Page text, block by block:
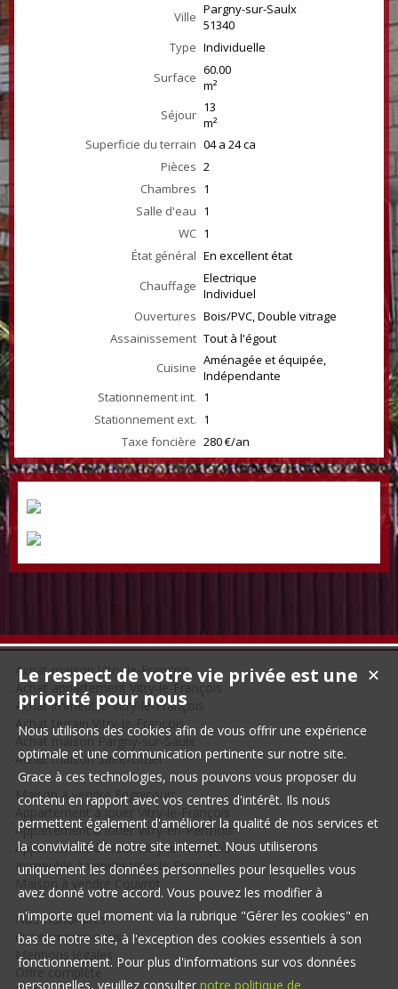
Ville Pargny-sur-Saulx
51340
Type Individuelle
Surface 60.00
m²
Séjour 13
m²
Superficie du terrain 04 a 24 ca
Pièces 2
Chambres 1
Salle d'eau 1
WC 1
État général En excellent état
Chauffage Electrique
Individuel
Ouvertures Bois/PVC, Double vitrage
Assainissement Tout à l'égout
Cuisine Aménagée et équipée,
Indépendante
Stationnement int. 1
Stationnement ext. 1
Taxe foncière 280 €/an
Achat maison Vitry-le-François
Achat appartement Vitry-le-François
Achat immeuble Vitry-le-François
Achat terrain Vitry-le-François
Achat maison Pargny-sur-Saulx
Achat maison Saint-Dizier
Maison à vendre Frignicourt
Appartement à louer Vitry-le-François
Appartement à louer Vitry-en-Perthois
Appartement à louer Vitry-le-François
Immeuble à vendre Vitry-le-François
Maison à vendre Couvrot
Nos Honoraires
Qui sommes-nous
Mentions légales
Offre complète
✕
Le respect de votre vie privée est une
priorité pour nous
Nous utilisons des cookies afin de vous offrir une expérience
optimale et une communication pertinente sur notre site.
Grace à ces technologies, nous pouvons vous proposer du
contenu en rapport avec vos centres d'intérêt. Ils nous
permettent également d'améliorer la qualité de nos services et
la convivialité de notre site internet. Nous utiliserons
uniquement les données personnelles pour lesquelles vous
avez donné votre accord. Vous pouvez les modifier à
n'importe quel moment via la rubrique "Gérer les cookies" en
bas de notre site, à l'exception des cookies essentiels à son
fonctionnement. Pour plus d'informations sur vos données
personnelles, veuillez consulter notre politique de